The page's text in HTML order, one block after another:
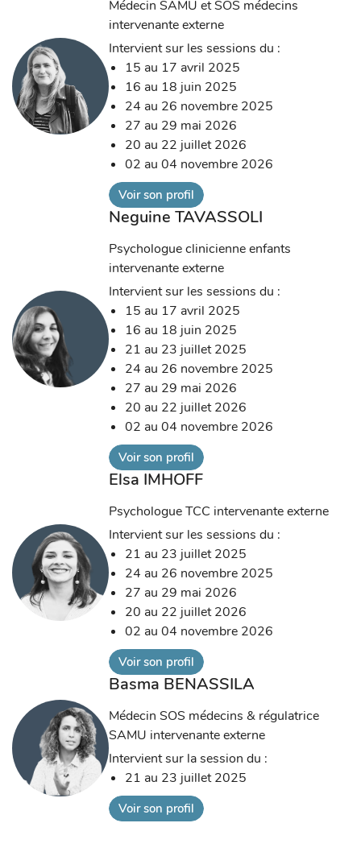
Médecin SAMU et SOS médecins
intervenante externe
Intervient sur les sessions du :
15 au 17 avril 2025
16 au 18 juin 2025
24 au 26 novembre 2025
27 au 29 mai 2026
20 au 22 juillet 2026
02 au 04 novembre 2026
Voir son profil
Neguine TAVASSOLI
Psychologue clinicienne enfants
intervenante externe
Intervient sur les sessions du :
15 au 17 avril 2025
16 au 18 juin 2025
21 au 23 juillet 2025
24 au 26 novembre 2025
27 au 29 mai 2026
20 au 22 juillet 2026
02 au 04 novembre 2026
Voir son profil
Elsa IMHOFF
Psychologue TCC intervenante externe
Intervient sur les sessions du :
21 au 23 juillet 2025
24 au 26 novembre 2025
27 au 29 mai 2026
20 au 22 juillet 2026
02 au 04 novembre 2026
Voir son profil
Basma BENASSILA
Médecin SOS médecins & régulatrice
SAMU intervenante externe
Intervient sur la session du :
21 au 23 juillet 2025
Voir son profil